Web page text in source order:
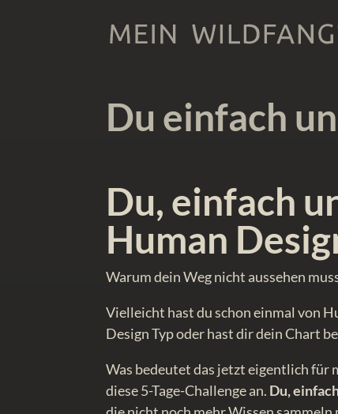
Du einfach
Du, einfach
Human
Warum dein Weg nicht aussehen
Vielleicht hast du schon einmal von
Design Typ oder hast dir dein Chart
Was bedeutet das jetzt eigentlich für
diese 5-Tage-Challenge an. Du,